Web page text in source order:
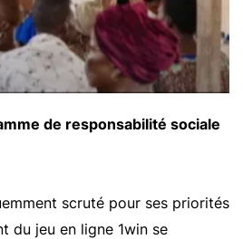
de responsabilité sociale
scruté pour ses priorités
du jeu en ligne 1win se